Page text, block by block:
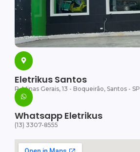
Eletrikus Santos
R. Minas Gerais, 13 - Boqueirão, Santos - SP
Whatsapp Eletrikus
(13) 3307-8555